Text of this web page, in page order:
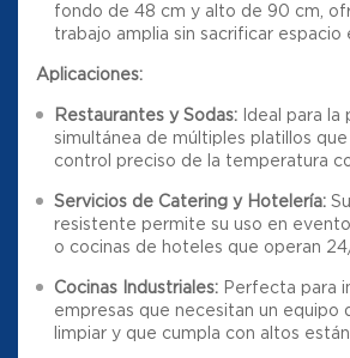
fondo de 48 cm y alto de 90 cm,
trabajo amplia sin sacrificar espacio
Aplicaciones:
Restaurantes y Sodas: Ideal para la
simultánea de múltiples platillos
control preciso de la temperatura
Servicios de Catering y Hotelería:
resistente permite su uso en
o cocinas de hoteles que operan
Cocinas Industriales: Perfecta para
empresas que necesitan un equipo
limpiar y que cumpla con altos